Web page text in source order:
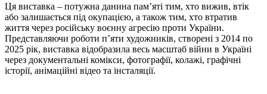
Ця виставка – потужна данина пам’яті тим, хто вижив, втік
або залишається під окупацією, а також тим, хто втратив
життя через російську воєнну агресію проти України.
Представляючи роботи п’яти художників, створені з 2014 по
2025 рік, виставка відобразила весь масштаб війни в Україні
через документальні комікси, фотографії, колажі, графічні
історії, анімаційні відео та інсталяції.